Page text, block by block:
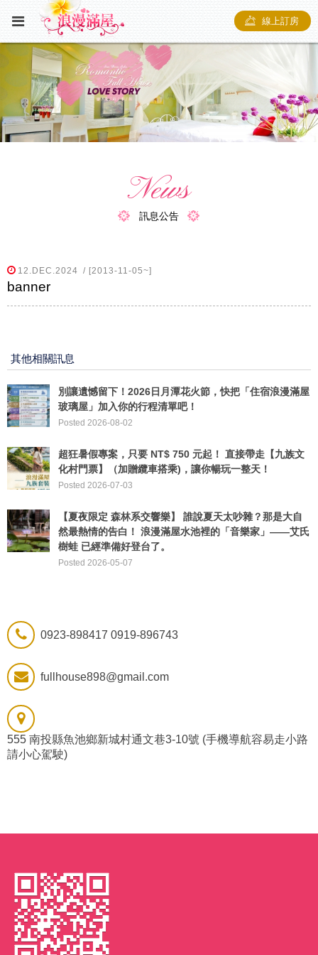
線上訂房
News
訊息公告
12.DEC.2024 / [2013-11-05~]
banner
其他相關訊息
別讓遺憾留下！2026日月潭花火節，快把「住宿浪漫滿屋
玻璃屋」加入你的行程清單吧！
Posted 2026-08-02
超狂暑假專案，只要 NT$ 750 元起！ 直接帶走【九族文
化村門票】（加贈纜車搭乘)，讓你暢玩一整天！
Posted 2026-07-03
【夏夜限定 森林系交響樂】 ​誰說夏天太吵雜？那是大自
然最熱情的告白！ 浪漫滿屋水池裡的「音樂家」——艾氏
樹蛙 已經準備好登台了。
Posted 2026-05-07
0923-898417 0919-896743
fullhouse898@gmail.com
555 南投縣魚池鄉新城村通文巷3-10號 (手機導航容易走小路
請小心駕駛)